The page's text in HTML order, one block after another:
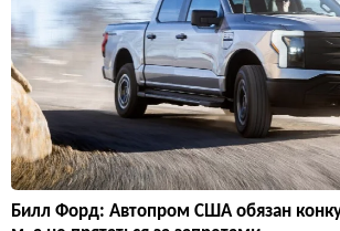
Билл Форд: Автопром США обязан